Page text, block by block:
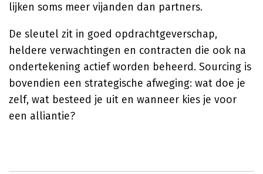
lijken soms meer vijanden dan partners.
De sleutel zit in goed opdrachtgeverschap,
heldere verwachtingen en contracten die ook na
ondertekening actief worden beheerd. Sourcing is
bovendien een strategische afweging: wat doe je
zelf, wat besteed je uit en wanneer kies je voor
een alliantie?